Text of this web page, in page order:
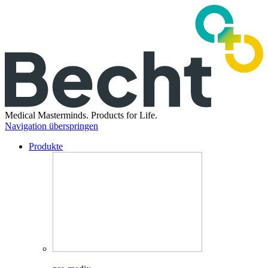
Medical Masterminds. Products for Life.
Navigation überspringen
Produkte